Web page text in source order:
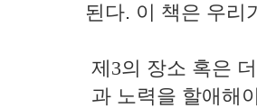
된다. 이 책은 우리
제3의 장소 혹은
과 노력을 할애해